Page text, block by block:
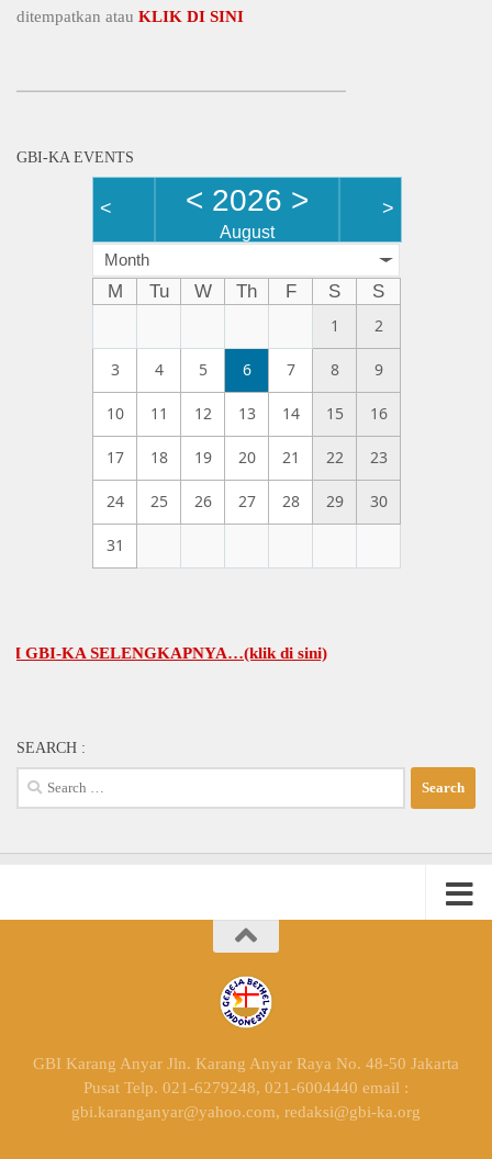
ditempatkan atau KLIK DI SINI
GBI-KA EVENTS
< < 2026 >
August
>
Month
M Tu W Th F S
S
1
2
3 4 5 6 7 8 9
10 11 12 13 14 15 16
17 18 19 20 21 22 23
24 25 26 27 28 29 30
31
KA SELENGKAPNYA…(klik di sini)
SEARCH :
Search
for:
GBI Karang Anyar Jln. Karang Anyar Raya No. 48-50 Jakarta
Pusat Telp. 021-6279248, 021-6004440 email :
gbi.karanganyar@yahoo.com, redaksi@gbi-ka.org